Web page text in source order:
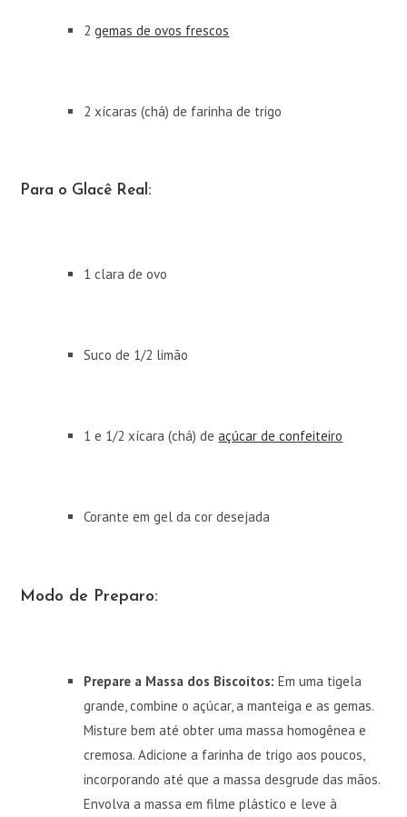
2gemas de ovos frescos
2 xícaras (chá) de farinha de trigo
Para o Glacê Real:
1 clara de ovo
Suco de 1/2 limão
1 e 1/2 xícara (chá) deaçúcar de confeiteiro
Corante em gel da cor desejada
Modo de Preparo:
Prepare a Massa dos Biscoitos: Em uma tigela
grande, combine o açúcar, a manteiga e as gemas.
Misture bem até obter uma massa homogênea e
cremosa. Adicione a farinha de trigo aos poucos,
incorporando até que a massa desgrude das mãos.
Envolva a massa em filme plástico e leve à